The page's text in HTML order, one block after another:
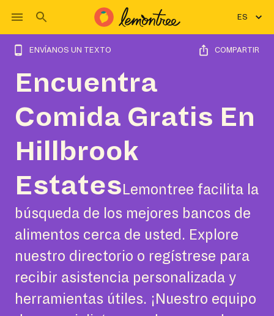
ES
ENVÍANOS UN TEXTO COMPARTIR
Encuentra
Comida Gratis En
Hillbrook
Estates Lemontree facilita la
búsqueda de los mejores bancos de
alimentos cerca de usted. Explore
nuestro directorio o regístrese para
recibir asistencia personalizada y
herramientas útiles. ¡Nuestro equipo